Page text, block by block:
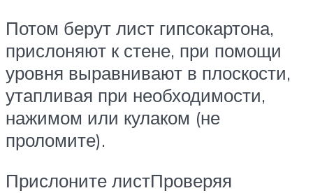
Потом берут лист гипсокартона,
прислоняют к стене, при помощи
уровня выравнивают в плоскости,
утапливая при необходимости,
нажимом или кулаком (не
проломите).
Прислоните листПроверяя